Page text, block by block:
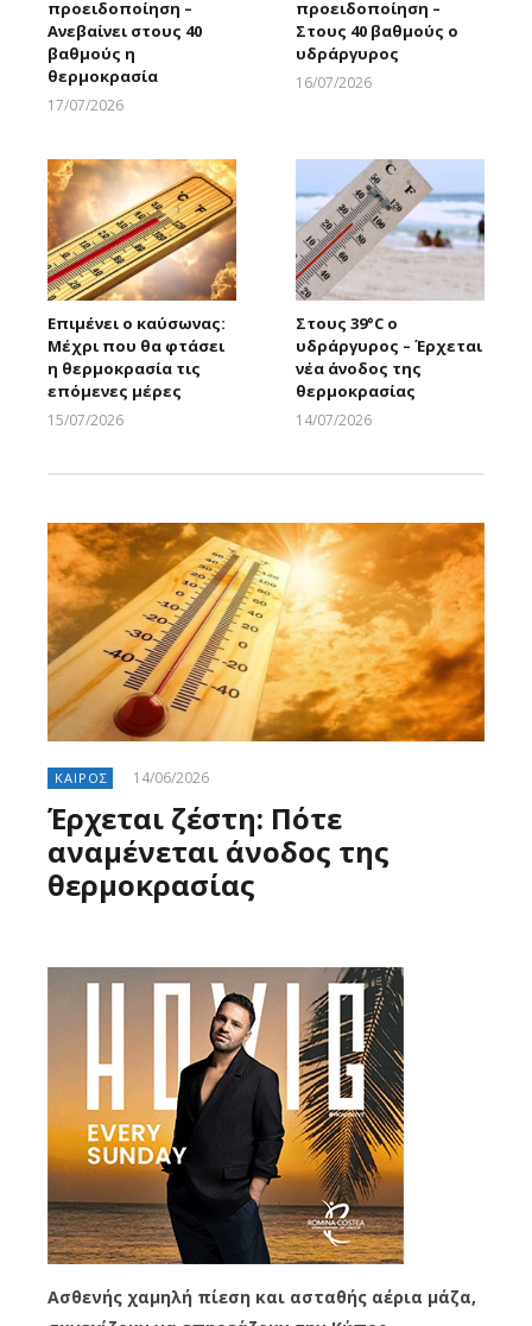
προειδοποίηση –
Ανεβαίνει στους 40
βαθμούς η
θερμοκρασία
17/07/2026
προειδοποίηση –
Στους 40 βαθμούς ο
υδράργυρος
16/07/2026
Επιμένει ο καύσωνας:
Μέχρι που θα φτάσει
η θερμοκρασία τις
επόμενες μέρες
15/07/2026
Στους 39°C ο
υδράργυρος – Έρχεται
νέα άνοδος της
θερμοκρασίας
14/07/2026
ΚΑΙΡΟΣ 14/06/2026
Έρχεται ζέστη: Πότε
αναμένεται άνοδος της
θερμοκρασίας
Ασθενής χαμηλή πίεση και ασταθής αέρια μάζα,